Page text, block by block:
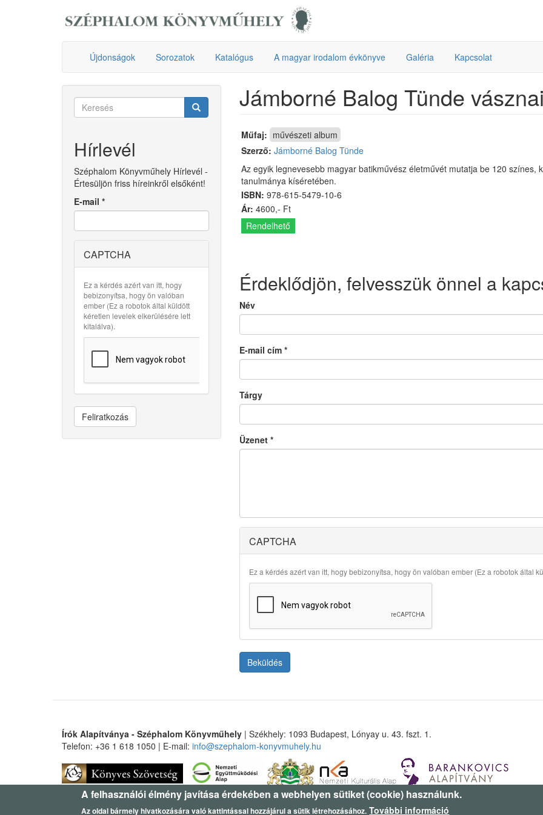
Újdonságok Sorozatok Katalógus A magyar irodalom évkönyve Galéria Kapcsolat
Keresés
Hírlevél
Széphalom Könyvműhely Hírlevél -
Értesüljön friss híreinkről elsőként!
E-mail *
CAPTCHA
Ez a kérdés azért van itt, hogy
bebizonyítsa, hogy ön valóban
ember (Ez a robotok által küldött
kéretlen levelek elkerülésére lett
kitalálva).
Feliratkozás
Jámborné Balog Tünde vásznai
Műfaj: művészeti album
Szerző: Jámborné Balog Tünde
Az egyik legnevesebb magyar batikművész életművét mutatja be 120 színes,
tanulmánya kíséretében.
ISBN: 978-615-5479-10-6
Ár: 4600,- Ft
Rendelhető
Érdeklődjön, felvesszük önnel a
Név
E-mail cím *
Tárgy
Üzenet *
CAPTCHA
Ez a kérdés azért van itt, hogy bebizonyítsa, hogy ön valóban ember (Ez a robotok által
Beküldés
Írók Alapítványa - Széphalom Könyvműhely | Székhely: 1093 Budapest, Lónyay u. 43. fszt. 1.
Telefon: +36 1 618 1050 | E-mail: info@szephalom-konyvmuhely.hu
A felhasználói élmény javítása érdekében a webhelyen sütiket (cookie) használunk.
Az oldal bármely hivatkozására való kattintással hozzájárul a sütik létrehozásához. További információ